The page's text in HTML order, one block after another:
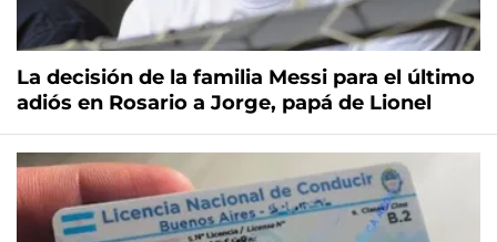
La decisión de la familia Messi para el último
adiós en Rosario a Jorge, papá de Lionel